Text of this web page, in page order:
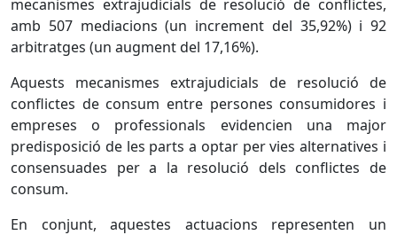
mecanismes extrajudicials de resolució de conflictes,
amb 507 mediacions (un increment del 35,92%) i 92
arbitratges (un augment del 17,16%).
Aquests mecanismes extrajudicials de resolució de
conflictes de consum entre persones consumidores i
empreses o professionals evidencien una major
predisposició de les parts a optar per vies alternatives i
consensuades per a la resolució dels conflictes de
consum.
En conjunt, aquestes actuacions representen un